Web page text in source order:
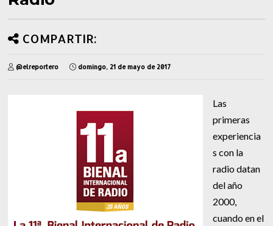
COMPARTIR:
@elreportero domingo, 21 de mayo de 2017
Las
primeras
experiencia
s con la
radio datan
del año
2000,
cuando en el